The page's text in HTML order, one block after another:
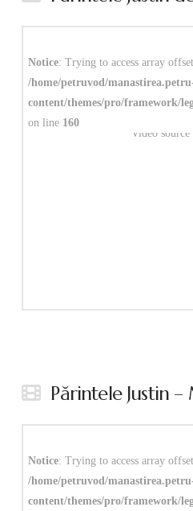
Notice: Trying to access array
/home/petruvod/
content/themes/pro/framework/
on line 160
Video
Părintele Justin
Notice: Trying to access array
/home/petruvod/
content/themes/pro/framework/